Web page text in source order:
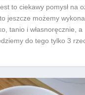
to ciekawy pomysł na
jeszcze możemy
tanio i własnoręcznie, a
do tego tylko 3